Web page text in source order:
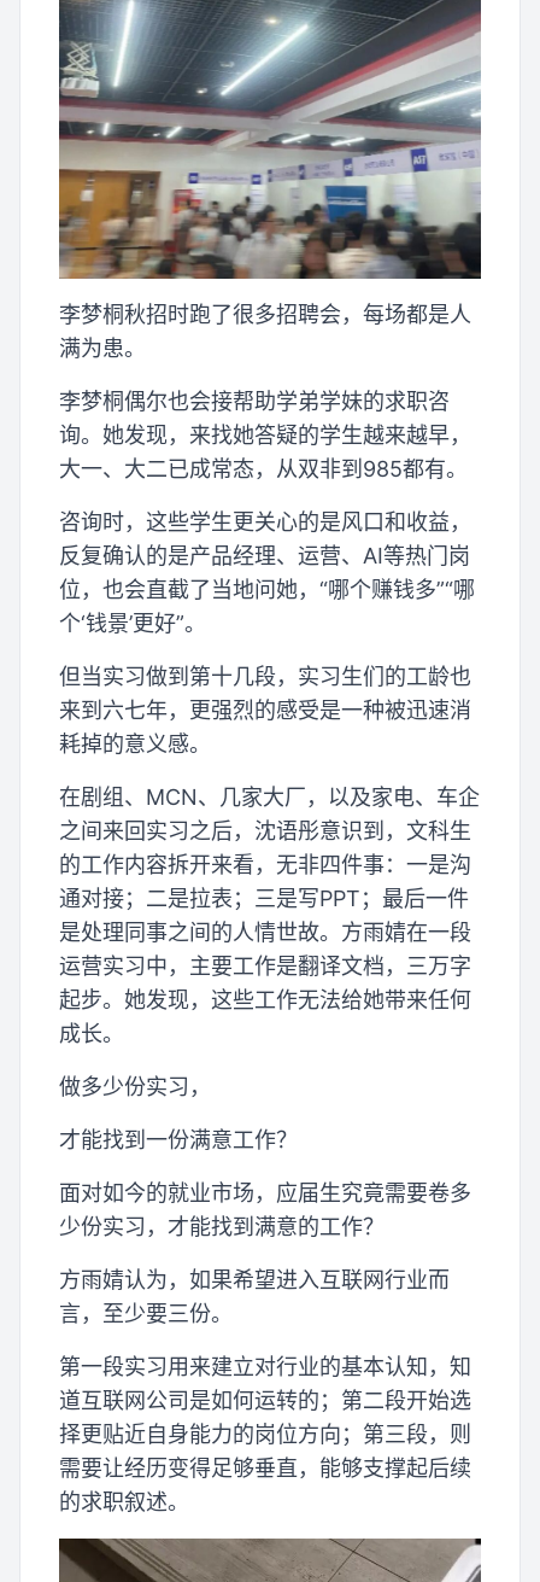
李梦桐秋招时跑了很多招聘会，每场都是人
满为患。
李梦桐偶尔也会接帮助学弟学妹的求职咨
询。她发现，来找她答疑的学生越来越早，
大一、大二已成常态，从双非到985都有。
咨询时，这些学生更关心的是风口和收益，
反复确认的是产品经理、运营、AI等热门岗
位，也会直截了当地问她，“哪个赚钱多”“哪
个‘钱景’更好”。
但当实习做到第十几段，实习生们的工龄也
来到六七年，更强烈的感受是一种被迅速消
耗掉的意义感。
在剧组、MCN、几家大厂，以及家电、车企
之间来回实习之后，沈语彤意识到，文科生
的工作内容拆开来看，无非四件事：一是沟
通对接；二是拉表；三是写PPT；最后一件
是处理同事之间的人情世故。方雨婧在一段
运营实习中，主要工作是翻译文档，三万字
起步。她发现，这些工作无法给她带来任何
成长。
做多少份实习，
才能找到一份满意工作？
面对如今的就业市场，应届生究竟需要卷多
少份实习，才能找到满意的工作？
方雨婧认为，如果希望进入互联网行业而
言，至少要三份。
第一段实习用来建立对行业的基本认知，知
道互联网公司是如何运转的；第二段开始选
择更贴近自身能力的岗位方向；第三段，则
需要让经历变得足够垂直，能够支撑起后续
的求职叙述。